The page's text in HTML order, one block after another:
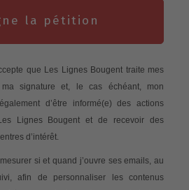
la pétition
que Les Lignes Bougent traite mes
signature et, le cas échéant, mon
d’être informé(e) des actions
Lignes Bougent et de recevoir des
d’intérêt.
si et quand j’ouvre ses emails, au
afin de personnaliser les contenus